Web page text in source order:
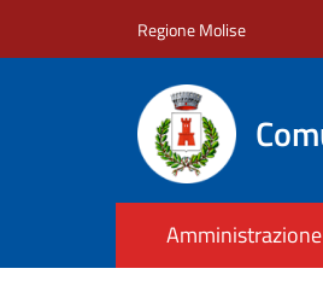
Regione Molise
Amministrazione